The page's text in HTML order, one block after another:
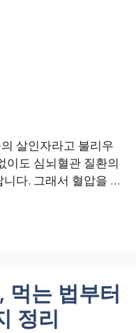
살인자라고 불리우
이도 심뇌혈관 질환의
니다. 그래서 혈압을 …
먹는 법부터
정리